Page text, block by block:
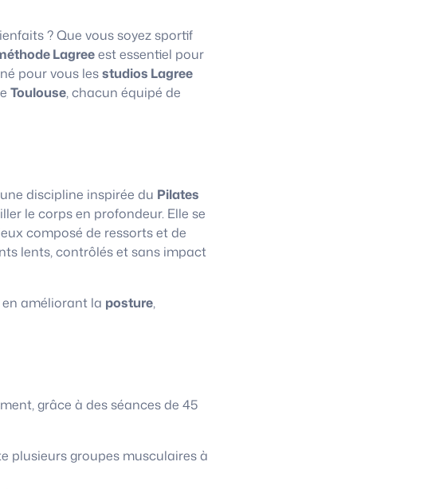
? Que vous soyez sportif
Lagreeest essentiel pour
pour vous lesstudios Lagree
Toulouse, chacun équipé de
discipline inspirée du Pilates
le corps en profondeur. Elle se
composé de ressorts et de
lents, contrôlés et sans impact
améliorant la posture,
grâce à des séances de 45
plusieurs groupes musculaires à